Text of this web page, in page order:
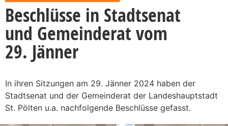
Beschlüsse in Stadtsenat
und Gemeinderat vom
29. Jänner
In ihren Sitzungen am 29. Jänner 2024 haben der
Stadtsenat und der Gemeinderat der Landeshauptstadt
St. Pölten u.a. nachfolgende Beschlüsse gefasst.